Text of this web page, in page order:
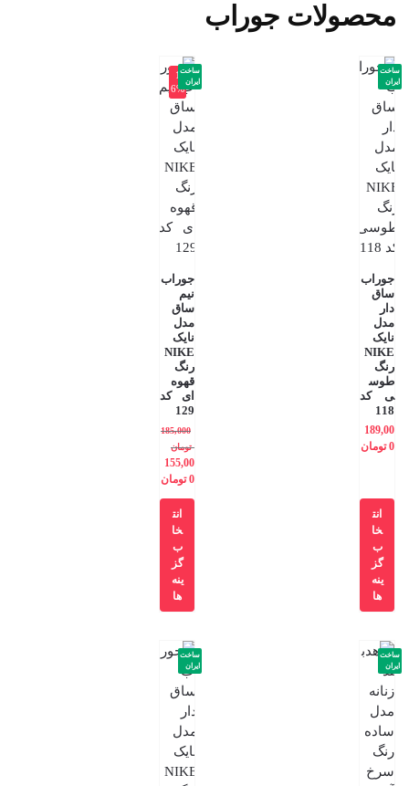
محصولات جوراب
جوراب
ساق
دار
مدل
نایک
NIKE
رنگ
طوس
ی کد
118
189,00
0 تومان
ساخت
ایران
انت
خا
ب
گز
ینه
ها
-1
6%
جوراب
نیم
ساق
مدل
نایک
NIKE
رنگ
قهوه
ای کد
129
185,000
تومان
155,00
0 تومان
ساخت
ایران
انت
خا
ب
گز
ینه
ها
ساخت
ایران
ساخت
ایران